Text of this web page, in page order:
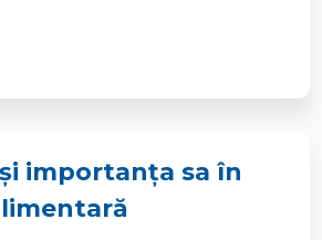
importanța sa în